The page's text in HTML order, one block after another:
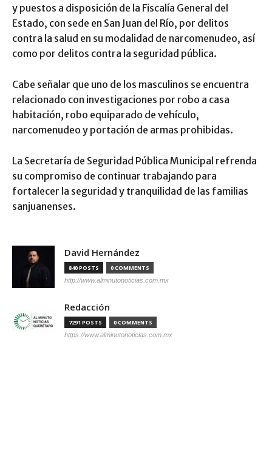
y puestos a disposición de la Fiscalía General del
Estado, con sede en San Juan del Río, por delitos
contra la salud en su modalidad de narcomenudeo, así
como por delitos contra la seguridad pública.
Cabe señalar que uno de los masculinos se encuentra
relacionado con investigaciones por robo a casa
habitación, robo equiparado de vehículo,
narcomenudeo y portación de armas prohibidas.
La Secretaría de Seguridad Pública Municipal refrenda
su compromiso de continuar trabajando para
fortalecer la seguridad y tranquilidad de las familias
sanjuanenses.
David Hernández
840 POSTS 0 COMMENTS
http://www.alminutonoticias.com.mx
Redacción
7291 POSTS 0 COMMENTS
https://www.alminutonoticias.com.mx